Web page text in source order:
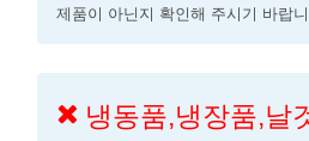
제품이 아닌지 확인해 주시기 바랍니
냉동품,냉장품,날